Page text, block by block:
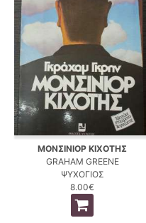
ΜΟΝΣΙΝΙΟΡ ΚΙΧΟΤΗΣ
GRAHAM GREENE
ΨΥΧΟΓΙΟΣ
8.00€